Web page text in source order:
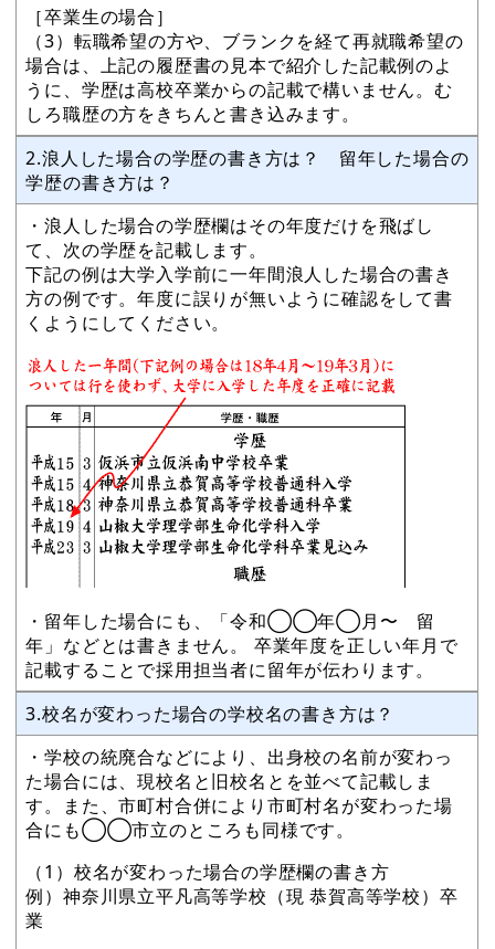
［卒業生の場合］
（3）転職希望の方や、ブランクを経て再就職希望の
場合は、上記の履歴書の見本で紹介した記載例のよ
うに、学歴は高校卒業からの記載で構いません。む
しろ職歴の方をきちんと書き込みます。
2.浪人した場合の学歴の書き方は？ 留年した場合の
学歴の書き方は？
・浪人した場合の学歴欄はその年度だけを飛ばし
て、次の学歴を記載します。
下記の例は大学入学前に一年間浪人した場合の書き
方の例です。年度に誤りが無いように確認をして書
くようにしてください。
・留年した場合にも、「令和◯◯年◯月〜 留
年」などとは書きません。 卒業年度を正しい年月で
記載することで採用担当者に留年が伝わります。
3.校名が変わった場合の学校名の書き方は？
・学校の統廃合などにより、出身校の名前が変わっ
た場合には、現校名と旧校名とを並べて記載しま
す。また、市町村合併により市町村名が変わった場
合にも◯◯市立のところも同様です。
（1）校名が変わった場合の学歴欄の書き方
例）神奈川県立平凡高等学校（現 恭賀高等学校）卒
業